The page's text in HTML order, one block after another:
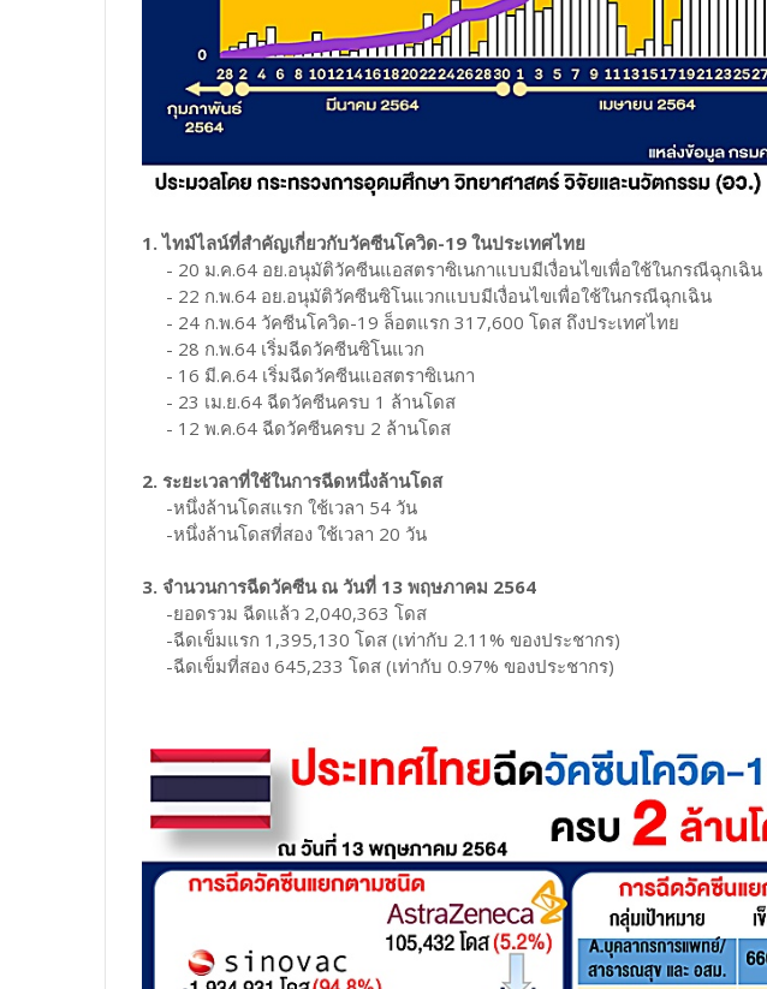
1. ไทม์ไลน์ที่สำคัญเกี่ยวกับวัคซีนโควิด-19 ในประเทศไทย
- 20 ม.ค.64 อย.อนุมัติวัคซีนแอสตราซิเนกาแบบมีเงื่อนไขเพื่อใช้ในกรณีฉุกเฉิน
- 22 ก.พ.64 อย.อนุมัติวัคซีนซิโนแวกแบบมีเงื่อนไขเพื่อใช้ในกรณีฉุกเฉิน
- 24 ก.พ.64 วัคซีนโควิด-19 ล็อตแรก 317,600 โดส ถึงประเทศไทย
- 28 ก.พ.64 เริ่มฉีดวัคซีนซิโนแวก
- 16 มี.ค.64 เริ่มฉีดวัคซีนแอสตราซิเนกา
- 23 เม.ย.64 ฉีดวัคซีนครบ 1 ล้านโดส
- 12 พ.ค.64 ฉีดวัคซีนครบ 2 ล้านโดส
2. ระยะเวลาที่ใช้ในการฉีดหนึ่งล้านโดส
-หนึ่งล้านโดสแรก ใช้เวลา 54 วัน
-หนึ่งล้านโดสที่สอง ใช้เวลา 20 วัน
3. จำนวนการฉีดวัคซีน ณ วันที่ 13 พฤษภาคม 2564
-ยอดรวม ฉีดแล้ว 2,040,363 โดส
-ฉีดเข็มแรก 1,395,130 โดส (เท่ากับ 2.11% ของประชากร)
-ฉีดเข็มที่สอง 645,233 โดส (เท่ากับ 0.97% ของประชากร)